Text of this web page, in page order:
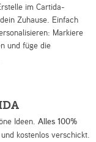
im Cartida-
Zuhause. Einfach
Markiere
und füge die
Ideen. Alles 100%
kostenlos verschickt.